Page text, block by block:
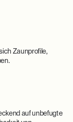
Zaunprofile,
auf unbefugte